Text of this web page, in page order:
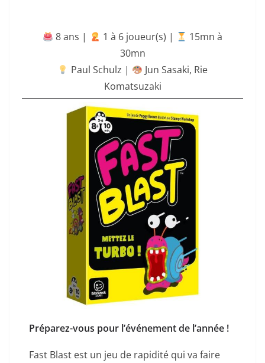
8 ans | ‍ 1 à 6 joueur(s) |
15mn à
30mn
Paul Schulz |
Jun Sasaki, Rie
Komatsuzaki
Préparez-vous pour l’événement de l’année !
Fast Blast est un jeu de rapidité qui va faire